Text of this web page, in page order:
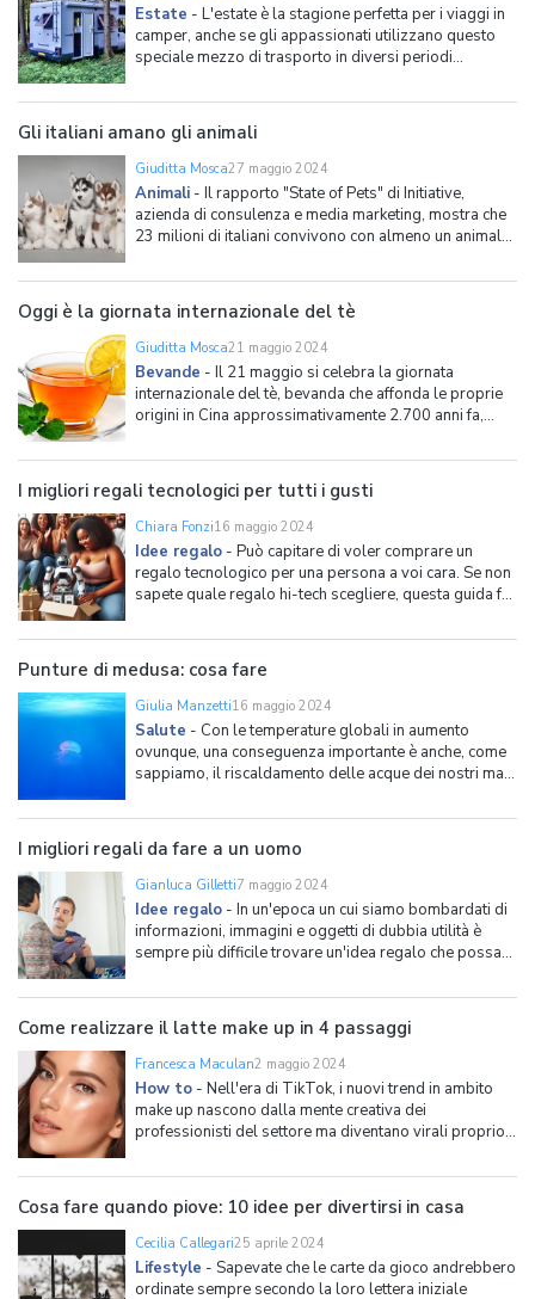
Estate - L'estate è la stagione perfetta per i viaggi in
camper, anche se gli appassionati utilizzano questo
speciale mezzo di trasporto in diversi periodi
esterna, se volete rendere le vostre esperienze di
viaggio confortevoli è fondamentale dotarsi di una se
Gli italiani amano gli animali
Giuditta Mosca27 maggio 2024
Animali - Il rapporto "State of Pets" di Initiative,
azienda di consulenza e media marketing, mostra che
23 milioni di italiani convivono con almeno un animale
casalinghi con cani o gatti, e c’è un crescente mercato
di strumenti medicali per prendersi c
Oggi è la giornata internazionale del tè
Giuditta Mosca21 maggio 2024
Bevande - Il 21 maggio si celebra la giornata
internazionale del tè, bevanda che affonda le proprie
origini in Cina approssimativamente 2.700 anni fa,
zuppa. Una storia lunga che ha segnato alcune culture
come, per esempio, quella inglese che fa de
I migliori regali tecnologici per tutti i gusti
Chiara Fonzi16 maggio 2024
Idee regalo - Può capitare di voler comprare un
regalo tecnologico per una persona a voi cara. Se non
sapete quale regalo hi-tech scegliere, questa guida fa
l'idea che certi regali vadano bene solo per gli uomini,
può capitare di trovarsi in dubbio su cosa regal
Punture di medusa: cosa fare
Giulia Manzetti16 maggio 2024
Salute - Con le temperature globali in aumento
ovunque, una conseguenza importante è anche, come
sappiamo, il riscaldamento delle acque dei nostri mari,
marina. Uno dei cambiamenti che chiunque sia stato a
nuotare al mare negli ultimi anni avrà notato è
I migliori regali da fare a un uomo
Gianluca Gilletti7 maggio 2024
Idee regalo - In un'epoca un cui siamo bombardati di
informazioni, immagini e oggetti di dubbia utilità è
sempre più difficile trovare un'idea regalo che possa
partner, un amico o una persona appena conosciuta. In
questa pagina vogliamo offrire degli spunti inte
Come realizzare il latte make up in 4 passaggi
Francesca Maculan2 maggio 2024
How to - Nell'era di TikTok, i nuovi trend in ambito
make up nascono dalla mente creativa dei
professionisti del settore ma diventano virali proprio
social. È proprio grazie a TikTok che il latte make up è
diventato un must per l'estate da replicare a
Cosa fare quando piove: 10 idee per divertirsi in casa
Cecilia Callegari25 aprile 2024
Lifestyle - Sapevate che le carte da gioco andrebbero
ordinate sempre secondo la loro lettera iniziale